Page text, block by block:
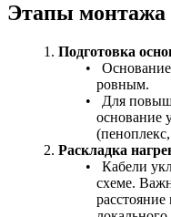
Этапы монтажа
Подготовка
ровным.
Для
основание
Раскладка
Кабели
схеме.